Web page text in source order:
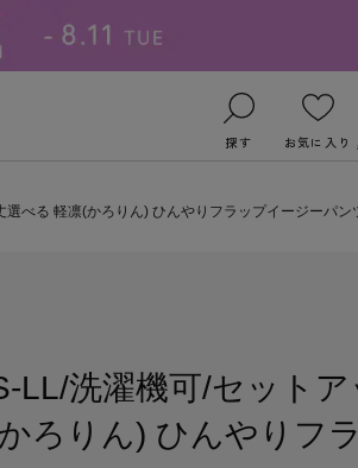
探す お気に入り
選べる 軽凛(かろりん) ひんやりフラップイージーパン
LL/洗濯機可/セット
ろりん) ひんやりフ